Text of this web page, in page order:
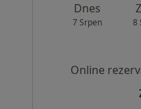
Dnes
7 Srpen 8
Online